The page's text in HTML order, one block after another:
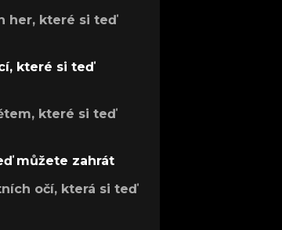
her, které si teď
které si teď
které si teď
můžete zahrát
očí, která si teď